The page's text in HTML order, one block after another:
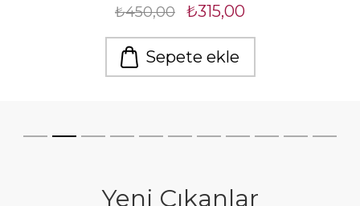
₺425,00 ₺297,50
Sepete ekle
Yeni Çıkanlar